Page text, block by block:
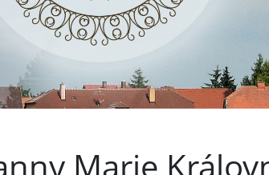
Marie